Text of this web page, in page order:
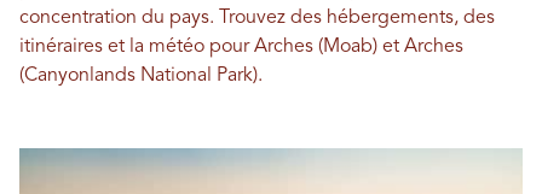
concentration du pays. Trouvez des hébergements, des
itinéraires et la météo pour Arches (Moab) et Arches
(Canyonlands National Park).